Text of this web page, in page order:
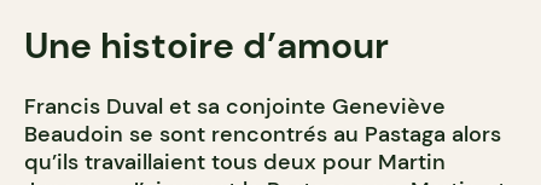
Une histoire d’amour
Francis Duval et sa conjointe Geneviève
Beaudoin se sont rencontrés au Pastaga alors
qu’ils travaillaient tous deux pour Martin